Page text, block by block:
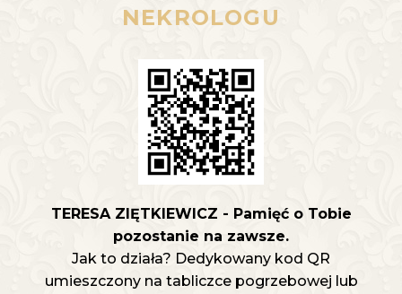
NEKROLOGU
TERESA ZIĘTKIEWICZ - Pamięć o Tobie
pozostanie na zawsze.
Jak to działa? Dedykowany kod QR
umieszczony na tabliczce pogrzebowej lub